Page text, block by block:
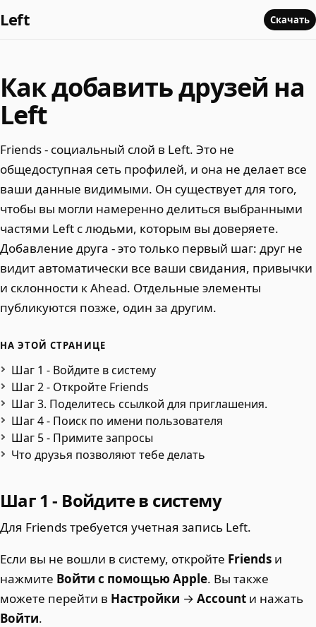
Left Скачать
Как добавить друзей на
Left
Friends - социальный слой в Left. Это не
общедоступная сеть профилей, и она не делает все
ваши данные видимыми. Он существует для того,
чтобы вы могли намеренно делиться выбранными
частями Left с людьми, которым вы доверяете.
Добавление друга - это только первый шаг: друг не
видит автоматически все ваши свидания, привычки
и склонности к Ahead. Отдельные элементы
публикуются позже, один за другим.
НА ЭТОЙ СТРАНИЦЕ
Шаг 1 - Войдите в систему
Шаг 2 - Откройте Friends
Шаг 3. Поделитесь ссылкой для приглашения.
Шаг 4 - Поиск по имени пользователя
Шаг 5 - Примите запросы
Что друзья позволяют тебе делать
Шаг 1 - Войдите в систему
Для Friends требуется учетная запись Left.
Если вы не вошли в систему, откройте Friends и
нажмите Войти с помощью Apple. Вы также
можете перейти в Настройки → Account и нажать
Войти.